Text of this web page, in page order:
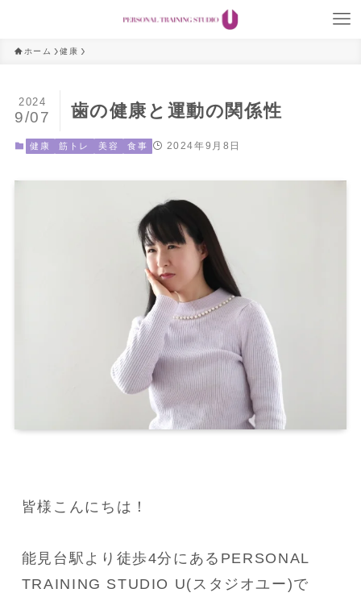
ホーム 健康
歯の健康と運動の関係性
2024
9/07
健康 筋トレ 美容 食事 2024年9月8日
皆様こんにちは！
能見台駅より徒歩4分にあるPERSONAL
TRAINING STUDIO U(スタジオユー)で